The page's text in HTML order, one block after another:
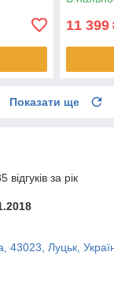
11 399
Показати ще
за рік
43023, Луцьк,